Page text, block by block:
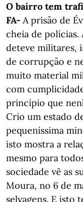
O bairro tem
FA- A prisão de
cheia de
deteve militares,
de corrupção e
muito material
com
princípio que
Crio um estado
pequeníssima
isto mostra a
mesmo para
sociedade vê as
Moura, no 6 de
selvagens. E isto